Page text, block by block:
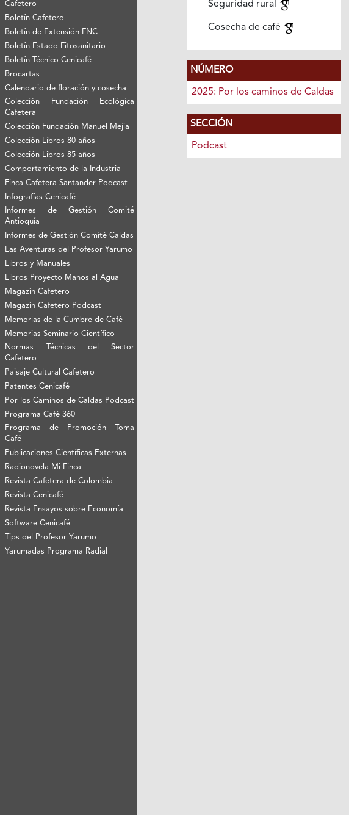
Cafetero
Boletín Cafetero
Boletín de Extensión FNC
Boletín Estado Fitosanitario
Boletín Técnico Cenicafé
Brocartas
Calendario de floración y cosecha
Colección Fundación Ecológica
Cafetera
Colección Fundación Manuel Mejía
Colección Libros 80 años
Colección Libros 85 años
Comportamiento de la Industria
Finca Cafetera Santander Podcast
Infografías Cenicafé
Informes de Gestión Comité
Antioquía
Informes de Gestión Comité Caldas
Las Aventuras del Profesor Yarumo
Libros y Manuales
Libros Proyecto Manos al Agua
Magazín Cafetero
Magazín Cafetero Podcast
Memorias de la Cumbre de Café
Memorias Seminario Científico
Normas Técnicas del Sector
Cafetero
Paisaje Cultural Cafetero
Patentes Cenicafé
Por los Caminos de Caldas Podcast
Programa Café 360
Programa de Promoción Toma
Café
Publicaciones Científicas Externas
Radionovela Mi Finca
Revista Cafetera de Colombia
Revista Cenicafé
Revista Ensayos sobre Economía
Software Cenicafé
Tips del Profesor Yarumo
Yarumadas Programa Radial
Seguridad rural
Cosecha de café
NÚMERO
2025: Por los caminos de Caldas
SECCIÓN
Podcast